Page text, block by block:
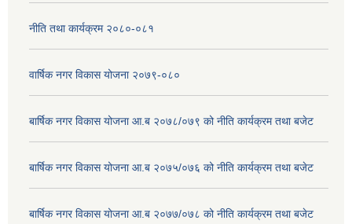
नीति तथा कार्यक्रम २०८०-०८१
वार्षिक नगर विकास योजना २०७९-०८०
बार्षिक नगर विकास योजना आ.ब २०७८/०७९ को नीति कार्यक्रम तथा बजेट
बार्षिक नगर विकास योजना आ.ब २०७५/०७६ को नीति कार्यक्रम तथा बजेट
बार्षिक नगर विकास योजना आ.ब २०७७/०७८ को नीति कार्यक्रम तथा बजेट